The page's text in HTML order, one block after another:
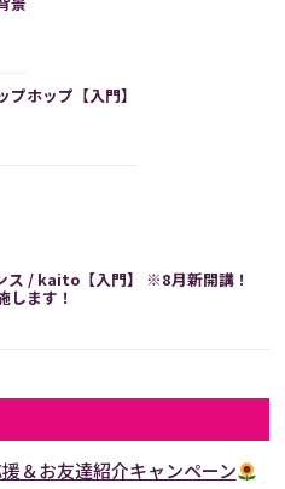
ホップ【入門】
ス / kaito【入門】 ※8月新開講！
ます！
＆お友達紹介キャンペーン